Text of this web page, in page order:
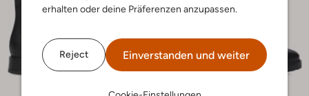
erhalten oder deine Präferenzen anzupassen.
Reject Einverstanden und weiter